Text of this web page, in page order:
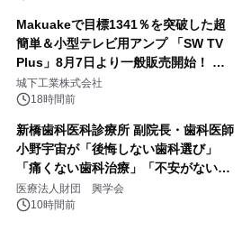
Makuakeで目標1341％を突破した超
簡単＆小型テレビ用アンプ 「SW TV
Plus」8月7日より一般販売開始！ ケ
ーブル1本つなぐだけ、テレビの音が
ぐっと豊かに
城下工業株式会社
18時間前
新橋歯科医科診療所 副院長・歯科医師
小野宇宙が「後悔しない歯科選び」
「痛くない歯科治療」「不安がない治
療計画」をテーマに専門監修
医療法人財団 興学会
10時間前